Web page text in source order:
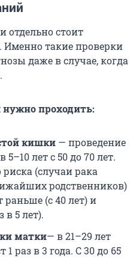
отдельно стоит
Именно такие проверки
даже в случае, когда
нужно проходить:
кишки — проведение
лет с 50 до 70 лет.
(случаи рака
родственников)
(с 40 лет) и
в 5 лет).
матки— в 21–29 лет
раз в 3 года. С 30 до 65